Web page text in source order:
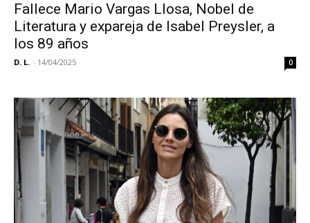
Fallece Mario Vargas Llosa, Nobel de
Literatura y expareja de Isabel Preysler, a
los 89 años
D. L. - 14/04/2025 0